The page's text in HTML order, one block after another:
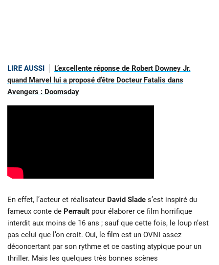
LIRE AUSSI
L’excellente réponse de Robert Downey Jr.
quand Marvel lui a proposé d’être Docteur Fatalis dans
Avengers : Doomsday
En effet, l’acteur et réalisateur David Slade s’est inspiré du
fameux conte de Perrault pour élaborer ce film horrifique
interdit aux moins de 16 ans ; sauf que cette fois, le loup n’est
pas celui que l’on croit. Oui, le film est un OVNI assez
déconcertant par son rythme et ce casting atypique pour un
thriller. Mais les quelques très bonnes scènes